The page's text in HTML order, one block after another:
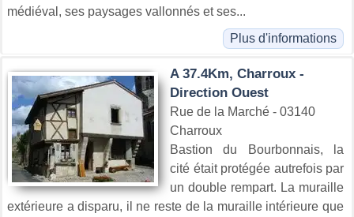
médiéval, ses paysages vallonnés et ses...
Plus d'informations
A 37.4Km, Charroux -
Direction Ouest
Rue de la Marché - 03140
Charroux
Bastion du Bourbonnais, la
cité était protégée autrefois par
un double rempart. La muraille
extérieure a disparu, il ne reste de la muraille intérieure que